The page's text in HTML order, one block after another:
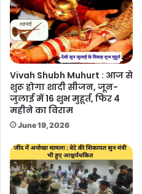
Vivah Shubh Muhurt : आज से
शुरू होगा शादी सीजन, जून-
जुलाई में 16 शुभ मुहूर्त, फिर 4
महीने का विराम
June 19, 2026